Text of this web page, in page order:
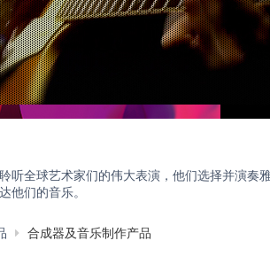
听全球艺术家们的伟大表演，他们选择并演奏
他们的音乐。
合成器及音乐制作产品